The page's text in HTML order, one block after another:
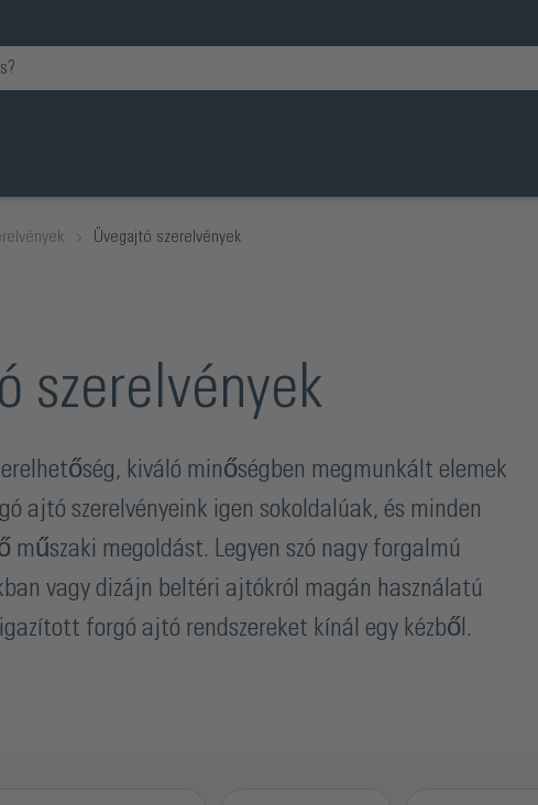
Üvegajtó szerelvények
szerelvények
kiváló minőségben megmunkált elemek
ajtó szerelvényeink igen sokoldalúak, és minden
műszaki megoldást. Legyen szó nagy forgalmú
vagy dizájn beltéri ajtókról magán használatú
forgó ajtó rendszereket kínál egy kézből.